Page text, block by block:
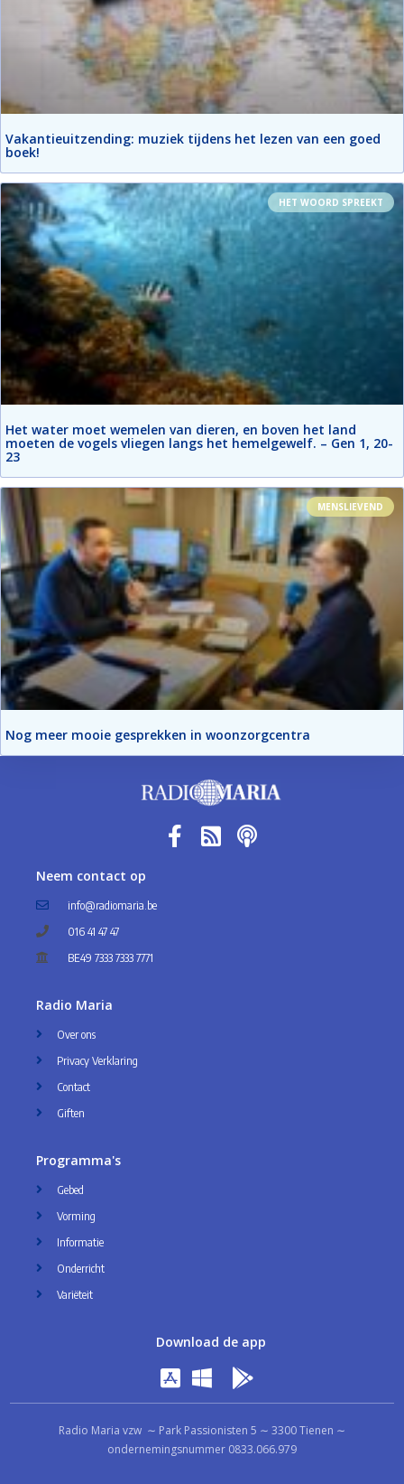
Vakantieuitzending: muziek tijdens het lezen van een goed
boek!
HET WOORD SPREEKT
Het water moet wemelen van dieren, en boven het land
moeten de vogels vliegen langs het hemelgewelf. – Gen 1, 20-
23
MENSLIEVEND
Nog meer mooie gesprekken in woonzorgcentra
Neem contact op
info@radiomaria.be
016 41 47 47
BE49 7333 7333 7771
Radio Maria
Over ons
Privacy Verklaring
Contact
Giften
Programma's
Gebed
Vorming
Informatie
Onderricht
Variëteit
Download de app
Radio Maria vzw ∼ Park Passionisten 5 ∼ 3300 Tienen ∼
ondernemingsnummer 0833.066.979